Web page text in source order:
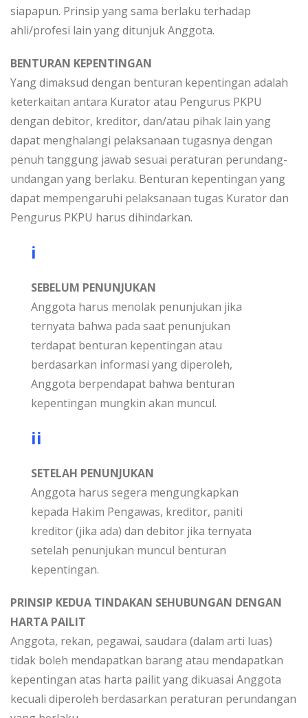
siapapun. Prinsip yang sama berlaku terhadap
ahli/profesi lain yang ditunjuk Anggota.
BENTURAN KEPENTINGAN
Yang dimaksud dengan benturan kepentingan adalah
keterkaitan antara Kurator atau Pengurus PKPU
dengan debitor, kreditor, dan/atau pihak lain yang
dapat menghalangi pelaksanaan tugasnya dengan
penuh tanggung jawab sesuai peraturan perundang-
undangan yang berlaku. Benturan kepentingan yang
dapat mempengaruhi pelaksanaan tugas Kurator dan
Pengurus PKPU harus dihindarkan.
i
SEBELUM PENUNJUKAN
Anggota harus menolak penunjukan jika
ternyata bahwa pada saat penunjukan
terdapat benturan kepentingan atau
berdasarkan informasi yang diperoleh,
Anggota berpendapat bahwa benturan
kepentingan mungkin akan muncul.
ii
SETELAH PENUNJUKAN
Anggota harus segera mengungkapkan
kepada Hakim Pengawas, kreditor, paniti
kreditor (jika ada) dan debitor jika ternyata
setelah penunjukan muncul benturan
kepentingan.
PRINSIP KEDUA TINDAKAN SEHUBUNGAN DENGAN
HARTA PAILIT
Anggota, rekan, pegawai, saudara (dalam arti luas)
tidak boleh mendapatkan barang atau mendapatkan
kepentingan atas harta pailit yang dikuasai Anggota
kecuali diperoleh berdasarkan peraturan perundangan